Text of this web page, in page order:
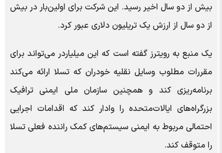
بیش از دو سال اخیر رسید. این شرکت برای اولین‌بار در بیش
از دو سال از ارزش یک تریلیون دلاری عبور کرد.
یک منبع به رویترز گفته است که این میلیاردر می‌تواند برای
مقررات مطلوب وسایل نقلیه خودران که تسلا ارائه می‌کند
برنامه‌ریزی کند و همچنین سازمان ملی ایمنی ترافیک
بزرگراه‌های ایالات‌متحده را وادار کند که اقدامات اجرایی
احتمالی مربوط به ایمنی سیستم‌های کمک راننده فعلی تسلا
را متوقف کند.